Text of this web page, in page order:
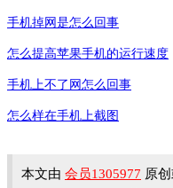
手机掉网是怎么回事
怎么提高苹果手机的运行速度
手机上不了网怎么回事
怎么样在手机上截图
本文由 会员1305977 原